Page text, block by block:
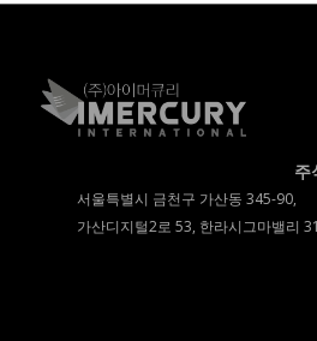
주
서울특별시 금천구 가산동 345-90,
가산디지털2로 53, 한라시그마밸리